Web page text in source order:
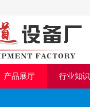
产品展厅 行业知识